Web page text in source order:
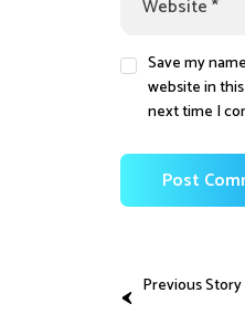
Save my
website in
next time I
Previous Story